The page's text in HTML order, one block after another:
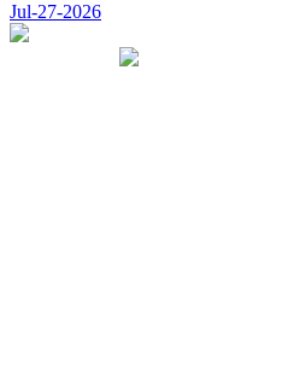
Jul-27-2026